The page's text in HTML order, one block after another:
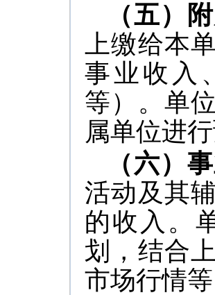
（五）
上缴给本
事业收入
等）。单
属单位进
（六）
活动及其
的收入。
划，结合
市场行情